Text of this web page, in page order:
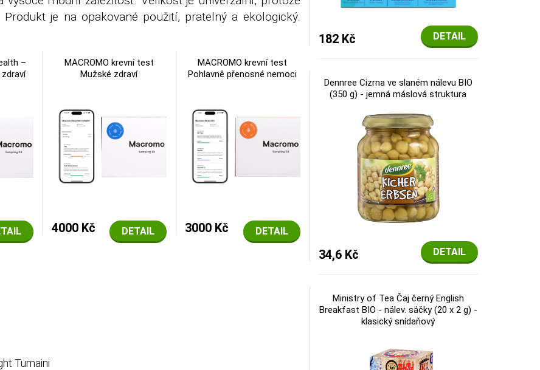
je na opakované použití, pratelný a ekologický.
–
MACROMO krevní test
Mužské zdraví
DETAIL
4000 Kč
MACROMO krevní test
Pohlavně přenosné nemoci
DETAIL
3000 Kč
Tumaini
DETAIL
182 Kč
Dennree Cizrna ve slaném nálevu BIO
(350 g) - jemná máslová struktura
DETAIL
34,6 Kč
Ministry of Tea Čaj černý English
Breakfast BIO - nálev. sáčky (20 x 2 g) -
klasický snídaňový